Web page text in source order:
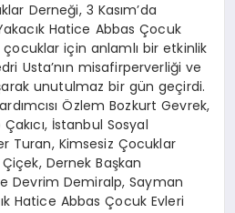
Derneği, 3 Kasım’da
Hatice Abbas Çocuk
çocuklar için anlamlı bir etkinlik
Usta’nın misafirperverliği ve
unutulmaz bir gün geçirdi.
Özlem Bozkurt Gevrek,
İstanbul Sosyal
Turan, Kimsesiz Çocuklar
Dernek Başkan
Devrim Demiralp, Sayman
Hatice Abbas Çocuk Evleri